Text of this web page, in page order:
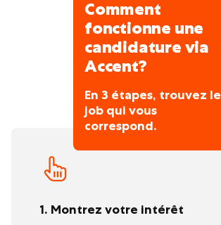
Comment
fonctionne une
candidature via
Accent?
En 3 étapes, trouvez le
job qui vous
correspond.
1. Montrez votre intérêt